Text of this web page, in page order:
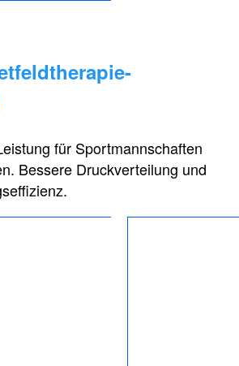
für Sportmannschaften
Bessere Druckverteilung und